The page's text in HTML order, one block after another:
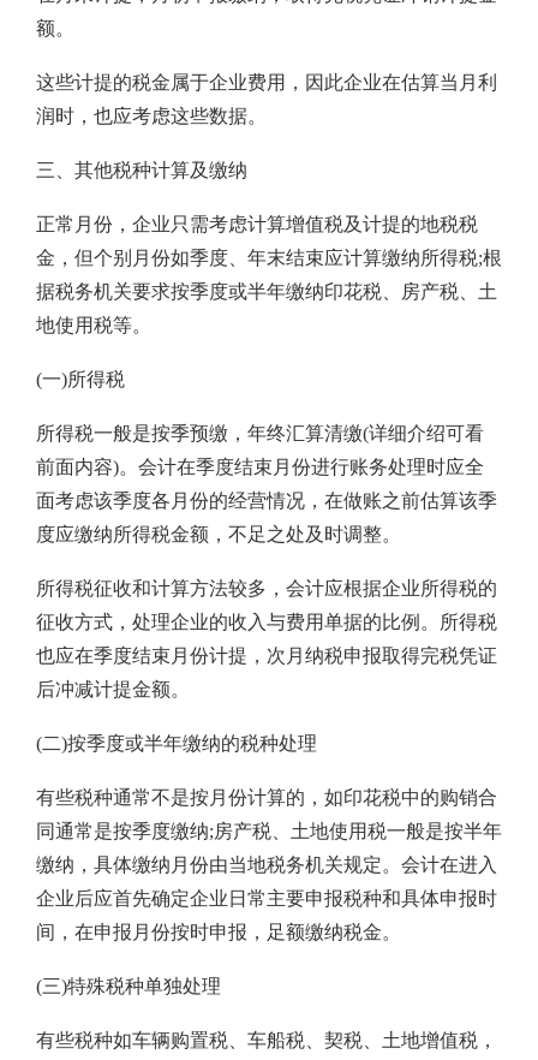
额。
这些计提的税金属于企业费用，因此企业在估算当月利
润时，也应考虑这些数据。
三、其他税种计算及缴纳
正常月份，企业只需考虑计算增值税及计提的地税税
金，但个别月份如季度、年末结束应计算缴纳所得税;根
据税务机关要求按季度或半年缴纳印花税、房产税、土
地使用税等。
(一)所得税
所得税一般是按季预缴，年终汇算清缴(详细介绍可看
前面内容)。会计在季度结束月份进行账务处理时应全
面考虑该季度各月份的经营情况，在做账之前估算该季
度应缴纳所得税金额，不足之处及时调整。
所得税征收和计算方法较多，会计应根据企业所得税的
征收方式，处理企业的收入与费用单据的比例。所得税
也应在季度结束月份计提，次月纳税申报取得完税凭证
后冲减计提金额。
(二)按季度或半年缴纳的税种处理
有些税种通常不是按月份计算的，如印花税中的购销合
同通常是按季度缴纳;房产税、土地使用税一般是按半年
缴纳，具体缴纳月份由当地税务机关规定。会计在进入
企业后应首先确定企业日常主要申报税种和具体申报时
间，在申报月份按时申报，足额缴纳税金。
(三)特殊税种单独处理
有些税种如车辆购置税、车船税、契税、土地增值税，